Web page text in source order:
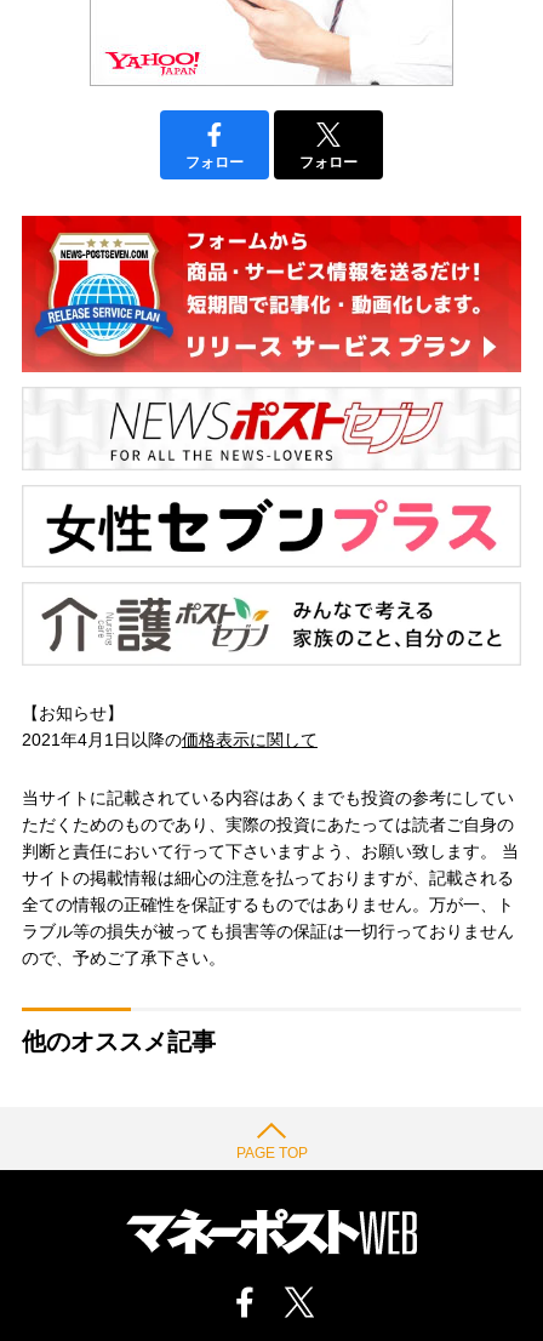
フォロー フォロー
【お知らせ】
2021年4月1日以降の価格表示に関して
当サイトに記載されている内容はあくまでも投資の参考にしてい
ただくためのものであり、実際の投資にあたっては読者ご自身の
判断と責任において行って下さいますよう、お願い致します。 当
サイトの掲載情報は細心の注意を払っておりますが、記載される
全ての情報の正確性を保証するものではありません。万が一、ト
ラブル等の損失が被っても損害等の保証は一切行っておりません
ので、予めご了承下さい。
他のオススメ記事
PAGE TOP